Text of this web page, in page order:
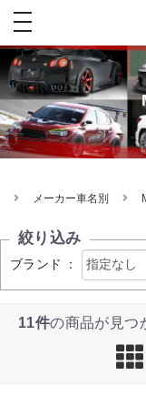
toggle
メーカー車名別
絞り込み
ブランド ：
11件の商品が見つ